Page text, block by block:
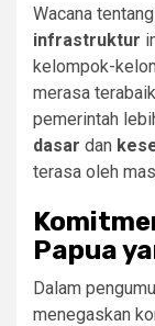
Wacana tentang
infrastruktur
kelompok-
merasa
pemerintah
dasar dan
terasa oleh
Papua
Dalam
menegaskan